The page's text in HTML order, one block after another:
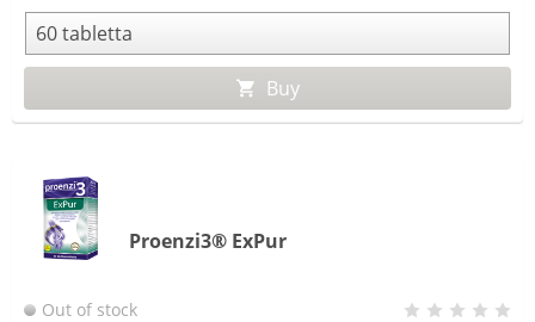
Buy
Proenzi3® ExPur
Out of stock